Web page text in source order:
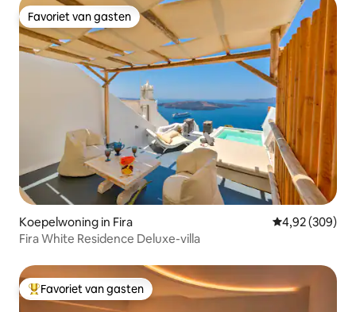
Favoriet van gasten
Favoriet van gasten
Koepelwoning in Fira Gemiddelde
4,92 (309)
Fira White Residence Deluxe-villa
Topfavoriet van gasten
Favoriet van gasten